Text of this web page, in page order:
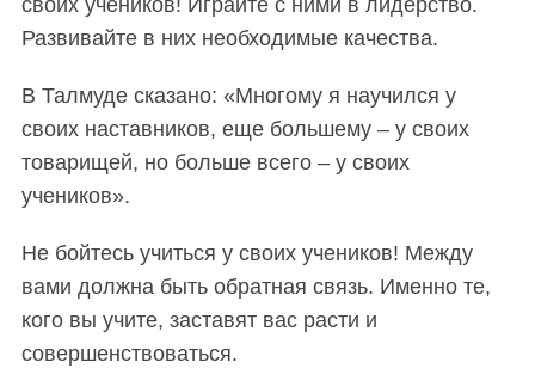
своих учеников! Играйте с ними в лидерство.
Развивайте в них необходимые качества.
В Талмуде сказано: «Многому я научился у
своих наставников, еще большему – у своих
товарищей, но больше всего – у своих
учеников».
Не бойтесь учиться у своих учеников! Между
вами должна быть обратная связь. Именно те,
кого вы учите, заставят вас расти и
совершенствоваться.